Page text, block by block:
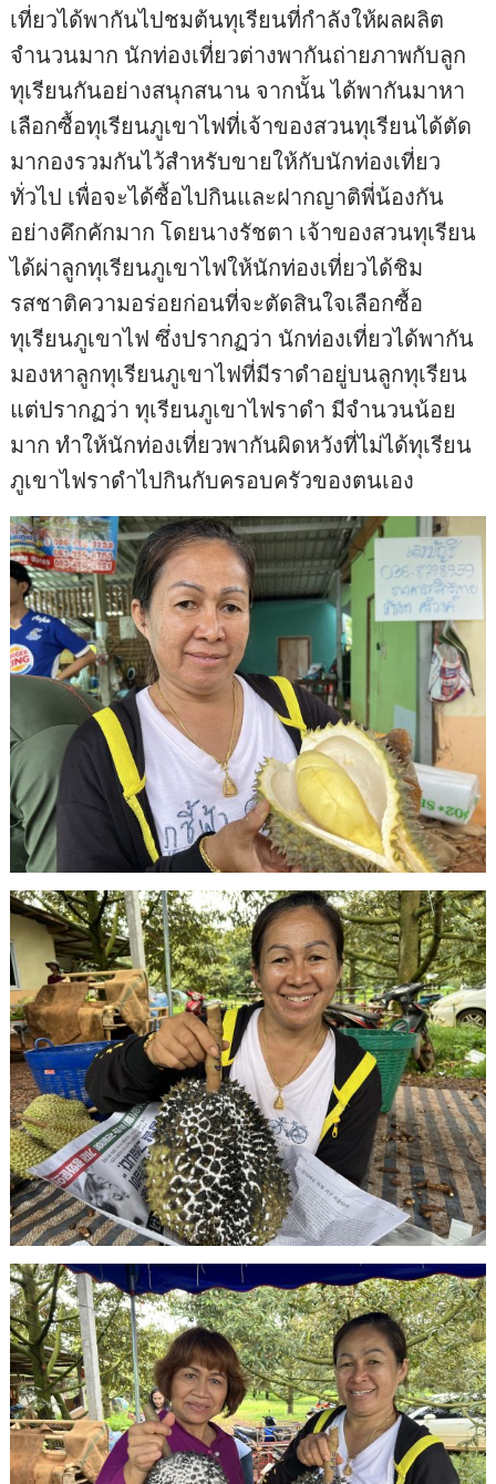
เที่ยวได้พากันไปชมต้นทุเรียนที่กำลังให้ผลผลิต
จำนวนมาก นักท่องเที่ยวต่างพากันถ่ายภาพกับลูก
ทุเรียนกันอย่างสนุกสนาน จากนั้น ได้พากันมาหา
เลือกซื้อทุเรียนภูเขาไฟที่เจ้าของสวนทุเรียนได้ตัด
มากองรวมกันไว้สำหรับขายให้กับนักท่องเที่ยว
ทั่วไป เพื่อจะได้ซื้อไปกินและฝากญาติพี่น้องกัน
อย่างคึกคักมาก โดยนางรัชตา เจ้าของสวนทุเรียน
ได้ผ่าลูกทุเรียนภูเขาไฟให้นักท่องเที่ยวได้ชิม
รสชาติความอร่อยก่อนที่จะตัดสินใจเลือกซื้อ
ทุเรียนภูเขาไฟ ซึ่งปรากฏว่า นักท่องเที่ยวได้พากัน
มองหาลูกทุเรียนภูเขาไฟที่มีราดำอยู่บนลูกทุเรียน
แต่ปรากฏว่า ทุเรียนภูเขาไฟราดำ มีจำนวนน้อย
มาก ทำให้นักท่องเที่ยวพากันผิดหวังที่ไม่ได้ทุเรียน
ภูเขาไฟราดำไปกินกับครอบครัวของตนเอง